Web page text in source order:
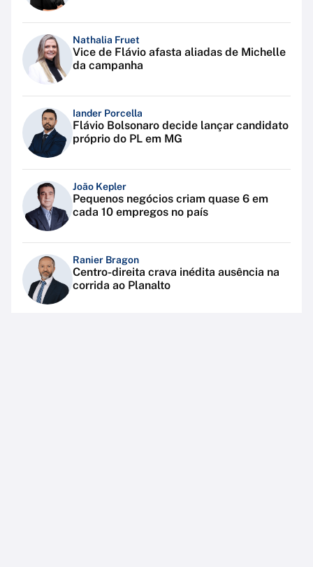
Nathalia Fruet
Vice de Flávio afasta aliadas de Michelle
da campanha
Iander Porcella
Flávio Bolsonaro decide lançar candidato
próprio do PL em MG
João Kepler
Pequenos negócios criam quase 6 em
cada 10 empregos no país
Ranier Bragon
Centro-direita crava inédita ausência na
corrida ao Planalto